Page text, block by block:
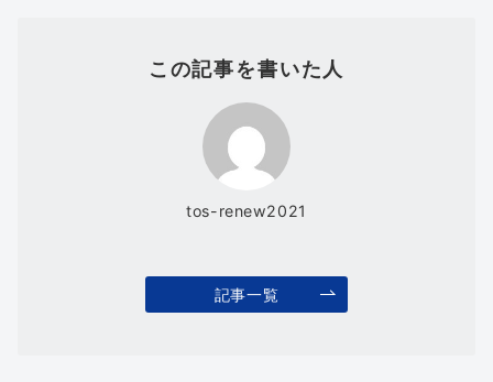
この記事を書いた人
tos-renew2021
記事一覧